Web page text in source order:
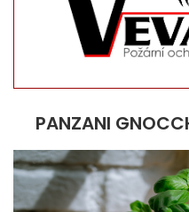
PANZANI